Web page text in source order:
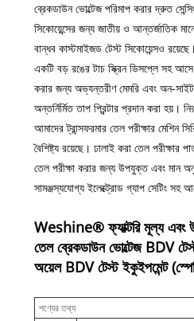
ব্রেকডাউন ভোল্টেজ পরিমাপ করার দ্রুত
সিকোয়েন্সের জন্য জাতীয় ও আন্তর্জাতিক
বান্ধব কাস্টমাইজড টেস্ট সিকোয়েন্সও
একটি বড় রঙের টাচ স্ক্রিন ডিসপ্লে সহ
করার জন্য অভ্যন্তরীণ মেমরি এবং অন-
অন্তর্নির্মিত তাপ প্রিন্টার প্রদান করা হয়।
আমাদের ট্রান্সফরমার তেল পরীক্ষার মেশিন
বৈশিষ্ট্য রয়েছে। ঢালাই করা তেল পরীক্ষার
তেল পরীক্ষা করার জন্য উপযুক্ত এবং মান
সামঞ্জস্যযোগ্য ইলেক্ট্রোড গ্যাপ সেটিং সহ
Weshine® ফ্যাক্টরি মূল্য এবং
তেল ব্রেকডাউন ভোল্টেজ BDV
অয়েল BDV টেস্ট ইকুইপমেন্ট
পণ্যের তথ্য